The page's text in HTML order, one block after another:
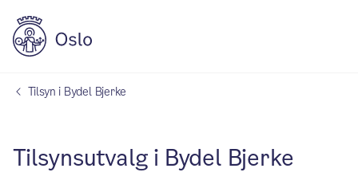
Tilsyn i Bydel Bjerke
Tilsynsutvalg i Bydel Bjerke